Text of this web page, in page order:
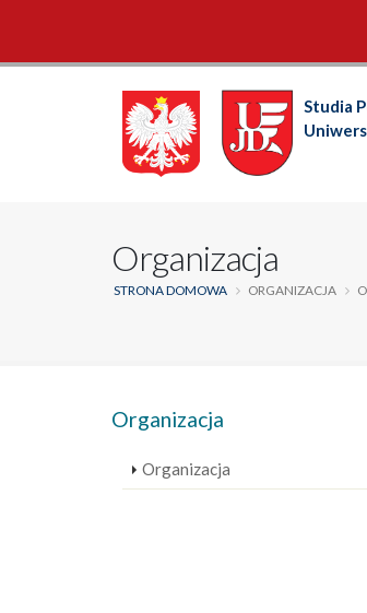
Studia
Organizacja
STRONA DOMOWA ORGANIZACJA
Organizacja
Organizacja